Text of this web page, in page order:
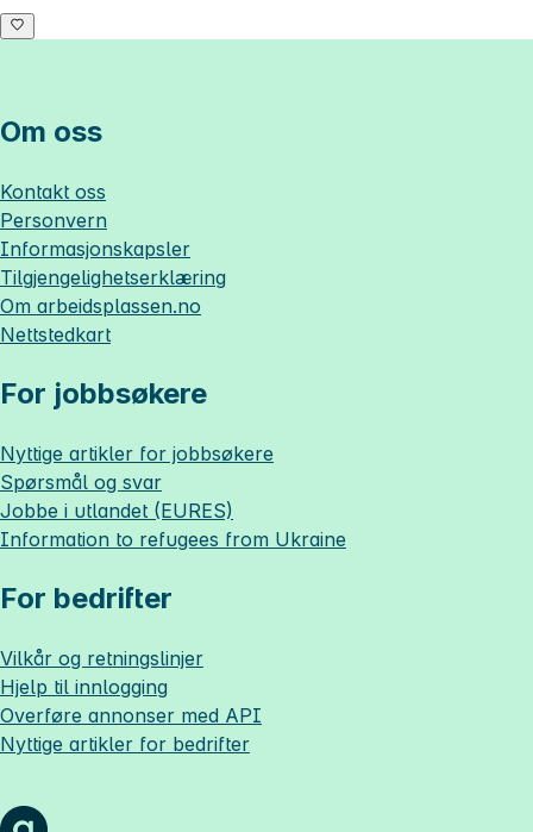
Om oss
Kontakt oss
Personvern
Informasjonskapsler
Tilgjengelighetserklæring
Om arbeidsplassen.no
Nettstedkart
For jobbsøkere
Nyttige artikler for jobbsøkere
Spørsmål og svar
Jobbe i utlandet (EURES)
Information to refugees from Ukraine
For bedrifter
Vilkår og retningslinjer
Hjelp til innlogging
Overføre annonser med API
Nyttige artikler for bedrifter